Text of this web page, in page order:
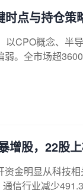
点与持仓策
以CPO概念、半
。全市场超
增股，22股
金明显从科技
信行业减少